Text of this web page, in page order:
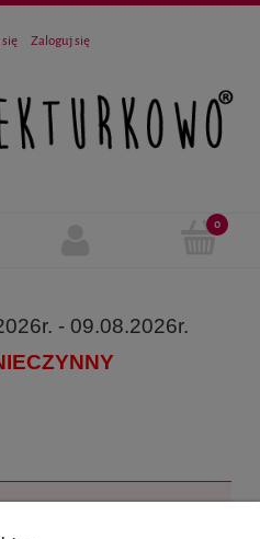
Zaloguj się
- 09.08.2026r.